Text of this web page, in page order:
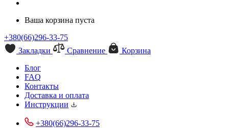
Ваша корзина пуста
+380(66)296-33-75
Закладки
Сравнение
Корзина
Блог
FAQ
Контакты
Доставка и оплата
Инструкции
+380(66)296-33-75